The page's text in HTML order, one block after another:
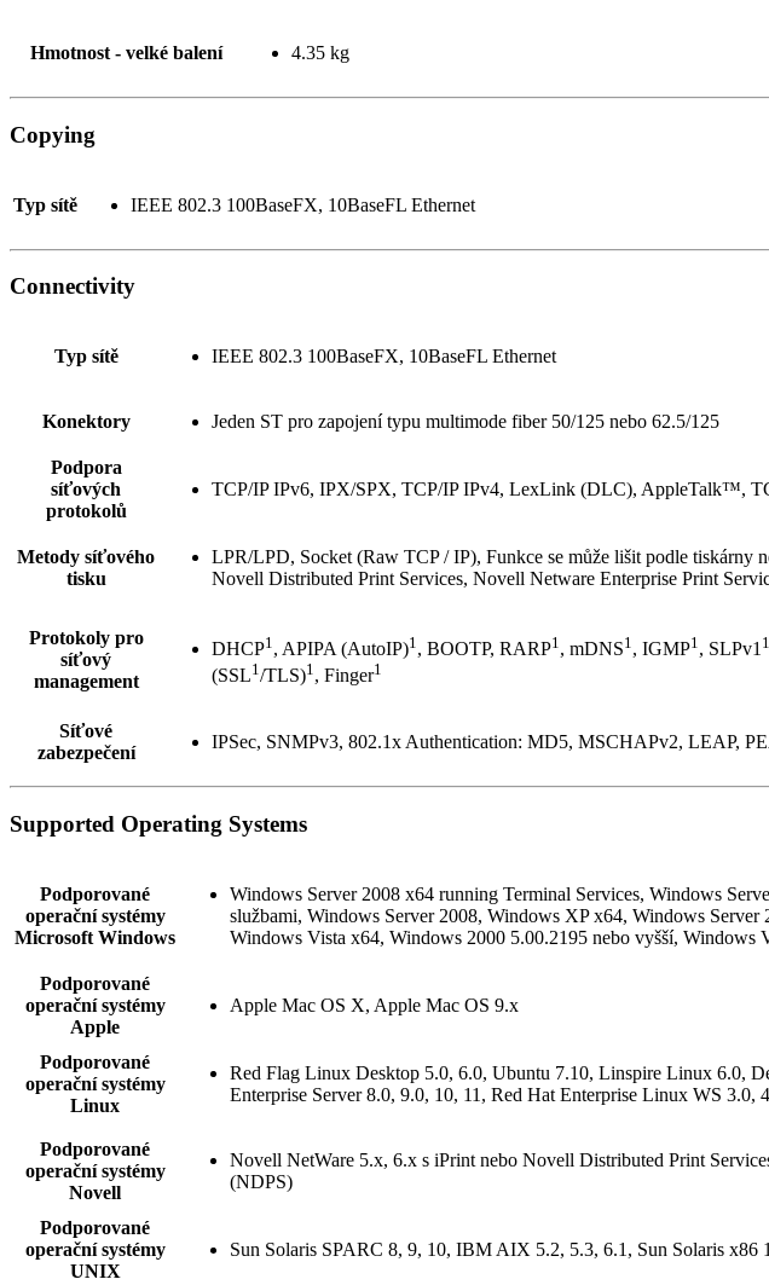
Hmotnost - velké balení 4.35 kg
Copying
Typ sítě IEEE 802.3 100BaseFX, 10BaseFL Ethernet
Connectivity
Typ sítě IEEE 802.3 100BaseFX, 10BaseFL Ethernet
Konektory Jeden ST pro zapojení typu multimode fiber 50/125 nebo 62.5/125
Podpora
síťových
protokolů
TCP/IP IPv6, IPX/SPX, TCP/IP IPv4, LexLink (DLC), AppleTalk™,
Metody síťového
tisku
LPR/LPD, Socket (Raw TCP / IP), Funkce se může lišit podle
Novell Distributed Print Services, Novell Netware Enterprise Print
Protokoly pro
síťový
management
DHCP1, APIPA (AutoIP)1, BOOTP, RARP1, mDNS1, IGMP1, SLPv11
(SSL1/TLS)1, Finger1
Síťové
zabezpečení
IPSec, SNMPv3, 802.1x Authentication: MD5, MSCHAPv2, LEAP,
Supported Operating Systems
Podporované
operační systémy
Microsoft Windows
Windows Server 2008 x64 running Terminal Services, Windows
službami, Windows Server 2008, Windows XP x64, Windows
Windows Vista x64, Windows 2000 5.00.2195 nebo vyšší, Windows
Podporované
operační systémy
Apple
Apple Mac OS X, Apple Mac OS 9.x
Podporované
operační systémy
Linux
Red Flag Linux Desktop 5.0, 6.0, Ubuntu 7.10, Linspire Linux 6.0,
Enterprise Server 8.0, 9.0, 10, 11, Red Hat Enterprise Linux WS
Podporované
operační systémy
Novell
Novell NetWare 5.x, 6.x s iPrint nebo Novell Distributed Print
(NDPS)
Podporované
operační systémy
UNIX
Sun Solaris SPARC 8, 9, 10, IBM AIX 5.2, 5.3, 6.1, Sun Solaris x86